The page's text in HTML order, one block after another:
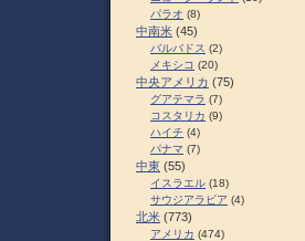
パラオ (8)
中南米 (45)
バルバドス (2)
メキシコ (20)
中央アメリカ (75)
グアテマラ (7)
コスタリカ (9)
ハイチ (4)
パナマ (7)
中東 (55)
イスラエル (18)
サウジアラビア (4)
北米 (773)
アメリカ (474)